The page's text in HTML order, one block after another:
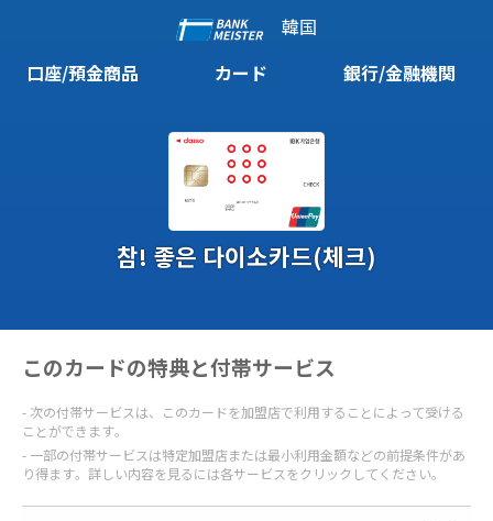
韓国
口座/預金商品
カード 銀行/金融機関
참! 좋은 다이소카드(체크)
このカードの特典と付帯サービス
次の付帯サービスは、このカードを加盟店で利用することによって受ける
ことができます。
一部の付帯サービスは特定加盟店または最小利用金額などの前提条件があ
り得ます。詳しい内容を見るには各サービスをクリックしてください。